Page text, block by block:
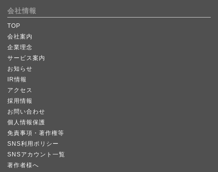
会社情報
TOP
会社案内
企業理念
サービス案内
お知らせ
IR情報
アクセス
採用情報
お問い合わせ
個人情報保護
免責事項・著作権等
SNS利用ポリシー
SNSアカウント一覧
著作者様へ